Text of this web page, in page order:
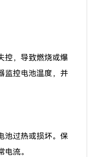
控，导致燃烧或爆
监控电池温度，并
池过热或损坏。保
流。